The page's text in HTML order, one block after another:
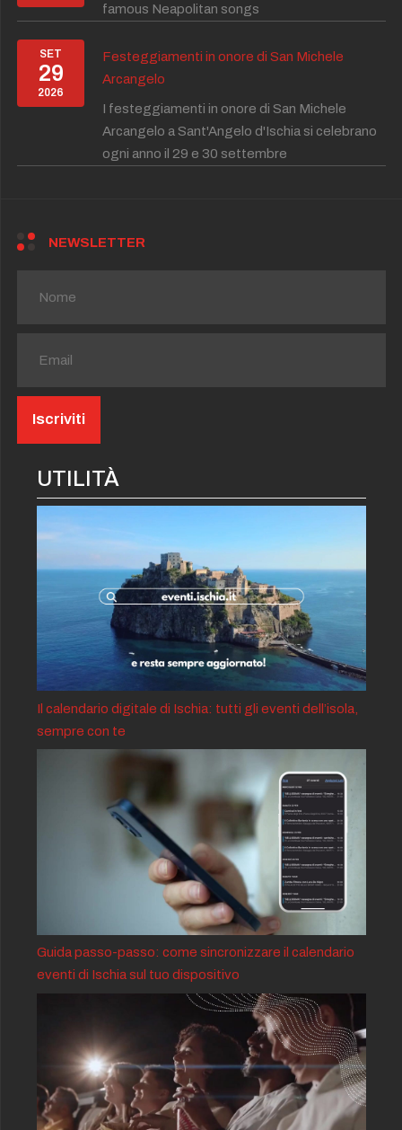
famous Neapolitan songs
SET
29
2026
Festeggiamenti in onore di San Michele
Arcangelo
I festeggiamenti in onore di San Michele
Arcangelo a Sant'Angelo d'Ischia si celebrano
ogni anno il 29 e 30 settembre
NEWSLETTER
UTILITÀ
Il calendario digitale di Ischia: tutti gli eventi dell’isola,
sempre con te
Guida passo-passo: come sincronizzare il calendario
eventi di Ischia sul tuo dispositivo